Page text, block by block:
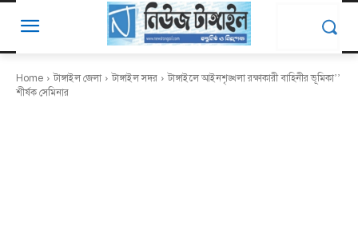
Home টাঙ্গাইল জেলা টাঙ্গাইল সদর
টাঙ্গাইলে আইনশৃঙ্খলা রক্ষাকারী বাহিনীর ভূমিকা’’
শীর্ষক সেমিনার